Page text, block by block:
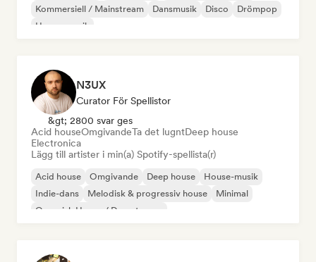
Kommersiell / Mainstream
Dansmusik Disco
Drömpop
House-musik
N3UX
Curator För Spellistor
&gt; 2800 svar ges
Acid houseOmgivandeTa det lugntDeep house
Electronica
Lägg till artister i min(a) Spotify-spellista(r)
Acid house Omgivande Deep house
House-musik
Indie-dans
Melodisk & progressiv house
Minimal
Organisk House / Downtempo